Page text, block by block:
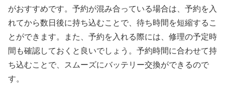
がおすすめです。予約が混み合っている場合は、予約を入
れてから数日後に持ち込むことで、待ち時間を短縮するこ
とができます。また、予約を入れる際には、修理の予定時
間も確認しておくと良いでしょう。予約時間に合わせて持
ち込むことで、スムーズにバッテリー交換ができるので
す。